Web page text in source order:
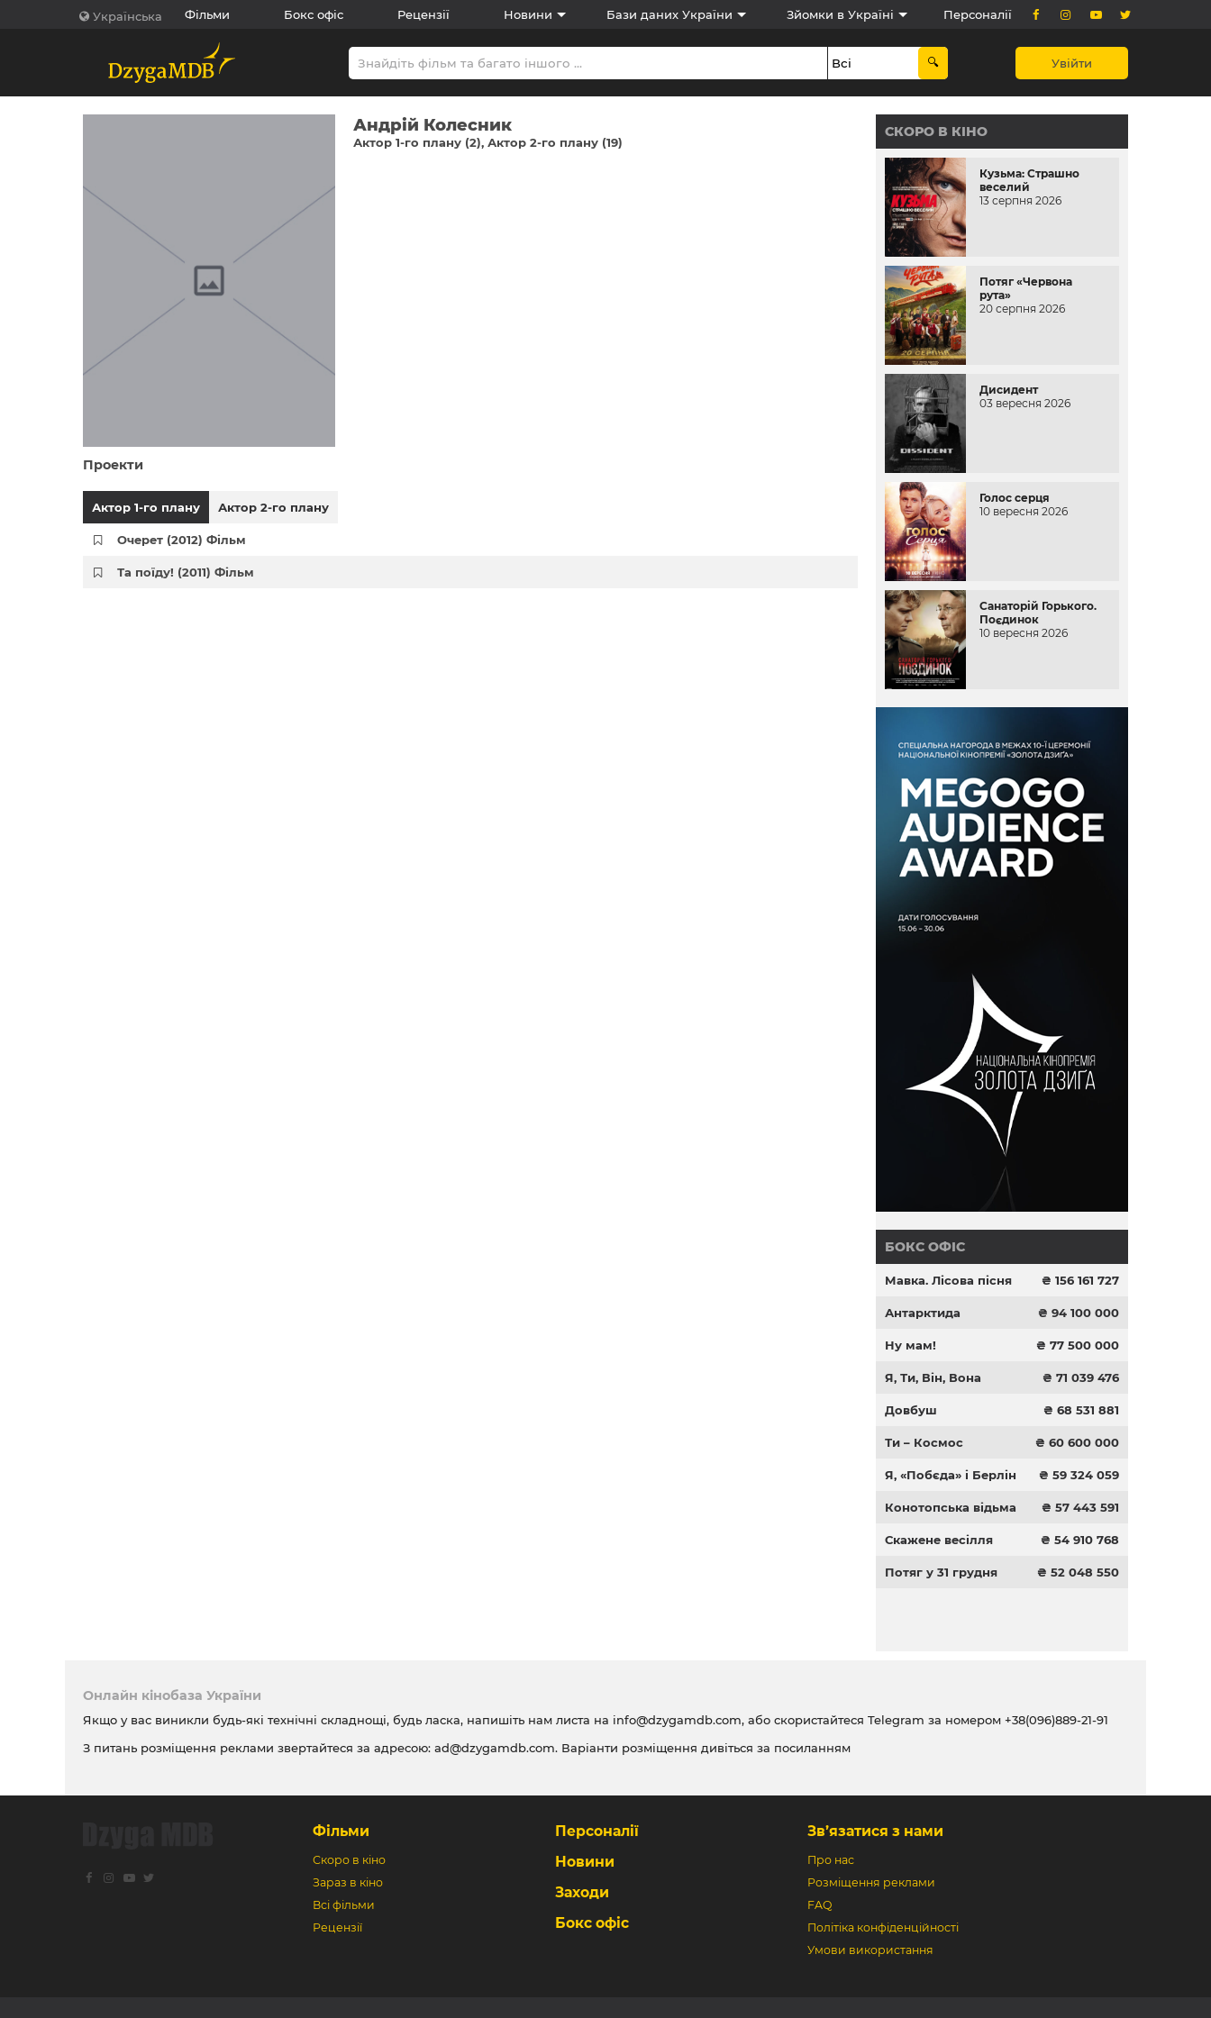
Українська Фільми Бокс офіс Рецензії Новини Бази даних України Зйомки в Україні Персоналії
Увійти
Андрій Колесник
Актор 1-го плану (2) Актор 2-го плану (19)
Проекти
Актор 1-го плану Актор 2-го плану
Очерет (2012) Фільм
Та поїду! (2011) Фільм
СКОРО В КІНО
Кузьма: Страшно
веселий
13 серпня 2026
Потяг «Червона
рута»
20 серпня 2026
Дисидент
03 вересня 2026
Голос серця
10 вересня 2026
Санаторій Горького.
Поєдинок
10 вересня 2026
БОКС ОФІС
Мавка. Лісова пісня ₴ 156 161 727
Антарктида ₴ 94 100 000
Ну мам! ₴ 77 500 000
Я, Ти, Він, Вона ₴ 71 039 476
Довбуш ₴ 68 531 881
Ти – Космос ₴ 60 600 000
Я, «Побєда» і Берлін ₴ 59 324 059
Конотопська відьма ₴ 57 443 591
Скажене весілля ₴ 54 910 768
Потяг у 31 грудня ₴ 52 048 550
Онлайн кінобаза України
Якщо у вас виникли будь-які технічні складнощі, будь ласка, напишіть нам листа на info@dzygamdb.com, або скористайтеся Telegram за номером +38(096)889-21-91
З питань розміщення реклами звертайтеся за адресою: ad@dzygamdb.com. Варіанти розміщення дивіться за посиланням
Фільми
Скоро в кіно
Зараз в кіно
Всі фільми
Рецензії
Персоналії
Новини
Заходи
Бокс офіс
Зв’язатися з нами
Про нас
Розміщення реклами
FAQ
Політіка конфіденційності
Умови використання